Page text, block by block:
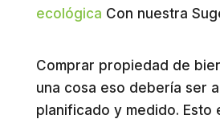
ecológica Con nuestra
Comprar propiedad de
una cosa eso debería ser
planificado y medido. Esto